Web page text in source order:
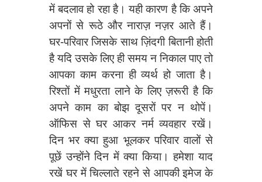
में बदलाव हो रहा है। यही कारण है कि अपने
अपनों से रूठे और नाराज़ नज़र आते हैं।
घर-परिवार जिसके साथ ज़िंदगी बितानी होती
है यदि उसके लिए ही समय न निकाल पाए तो
आपका काम करना ही व्यर्थ हो जाता है।
रिश्तों में मधुरता लाने के लिए ज़रूरी है कि
अपने काम का बोझ दूसरों पर न थोपें।
ऑफिस से घर आकर नर्म व्यवहार रखें।
दिन भर क्या हुआ भूलकर परिवार वालों से
पूछें उन्होंने दिन में क्या किया। हमेशा याद
रखें घर में चिल्लाते रहने से आपकी इमेज के